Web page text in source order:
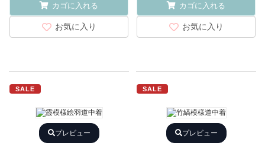
カゴに入れる
お気に入り
カゴに入れる
お気に入り
SALE
プレビュー
SALE
プレビュー